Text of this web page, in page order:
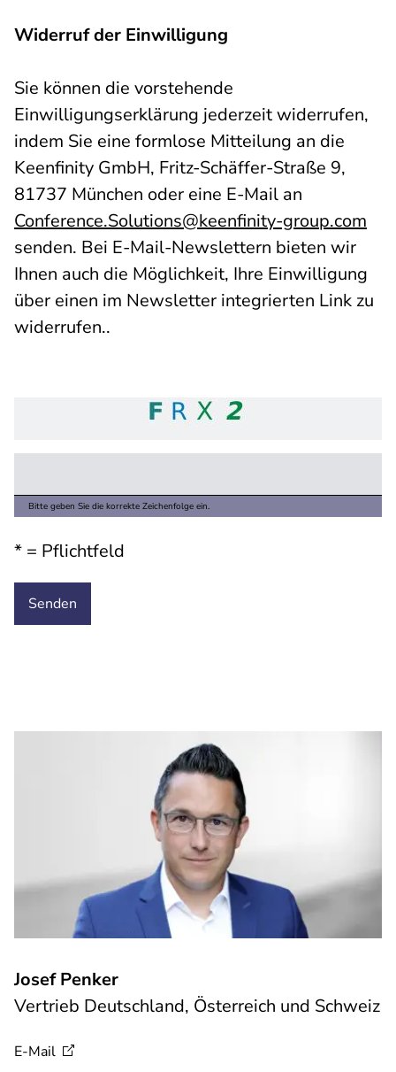
Widerruf der Einwilligung
Sie können die vorstehende
Einwilligungserklärung jederzeit widerrufen,
indem Sie eine formlose Mitteilung an die
Keenfinity GmbH, Fritz-Schäffer-Straße 9,
81737 München oder eine E-Mail an
Conference.Solutions@keenfinity-group.com
senden. Bei E-Mail-Newslettern bieten wir
Ihnen auch die Möglichkeit, Ihre Einwilligung
über einen im Newsletter integrierten Link zu
widerrufen..
Bitte geben Sie die korrekte Zeichenfolge ein.
* = Pflichtfeld
Josef Penker
Vertrieb Deutschland, Österreich und Schweiz
E-Mail